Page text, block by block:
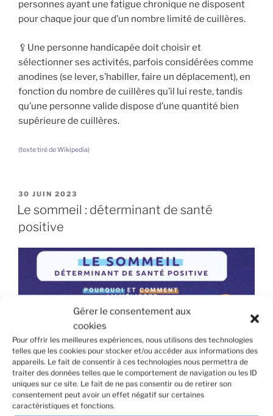
Gérer le consentement aux
cookies
Pour offrir les meilleures expériences, nous utilisons des technologies
telles que les cookies pour stocker et/ou accéder aux informations des
appareils. Le fait de consentir à ces technologies nous permettra de
traiter des données telles que le comportement de navigation ou les ID
uniques sur ce site. Le fait de ne pas consentir ou de retirer son
consentement peut avoir un effet négatif sur certaines
caractéristiques et fonctions.
personnes ayant une fatigue chronique ne disposent
pour chaque jour que d’un nombre limité de cuillères.
🥄Une personne handicapée doit choisir et
sélectionner ses activités, parfois considérées comme
anodines (se lever, s’habiller, faire un déplacement), en
fonction du nombre de cuillères qu’il lui reste, tandis
qu’une personne valide dispose d’une quantité bien
supérieure de cuillères.
(texte tiré de Wikipedia)
PUBLIÉ
LE
30 JUIN 2023
Le sommeil : déterminant de santé
positive